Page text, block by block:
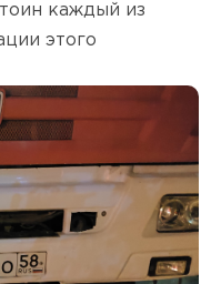
каждый из
этого